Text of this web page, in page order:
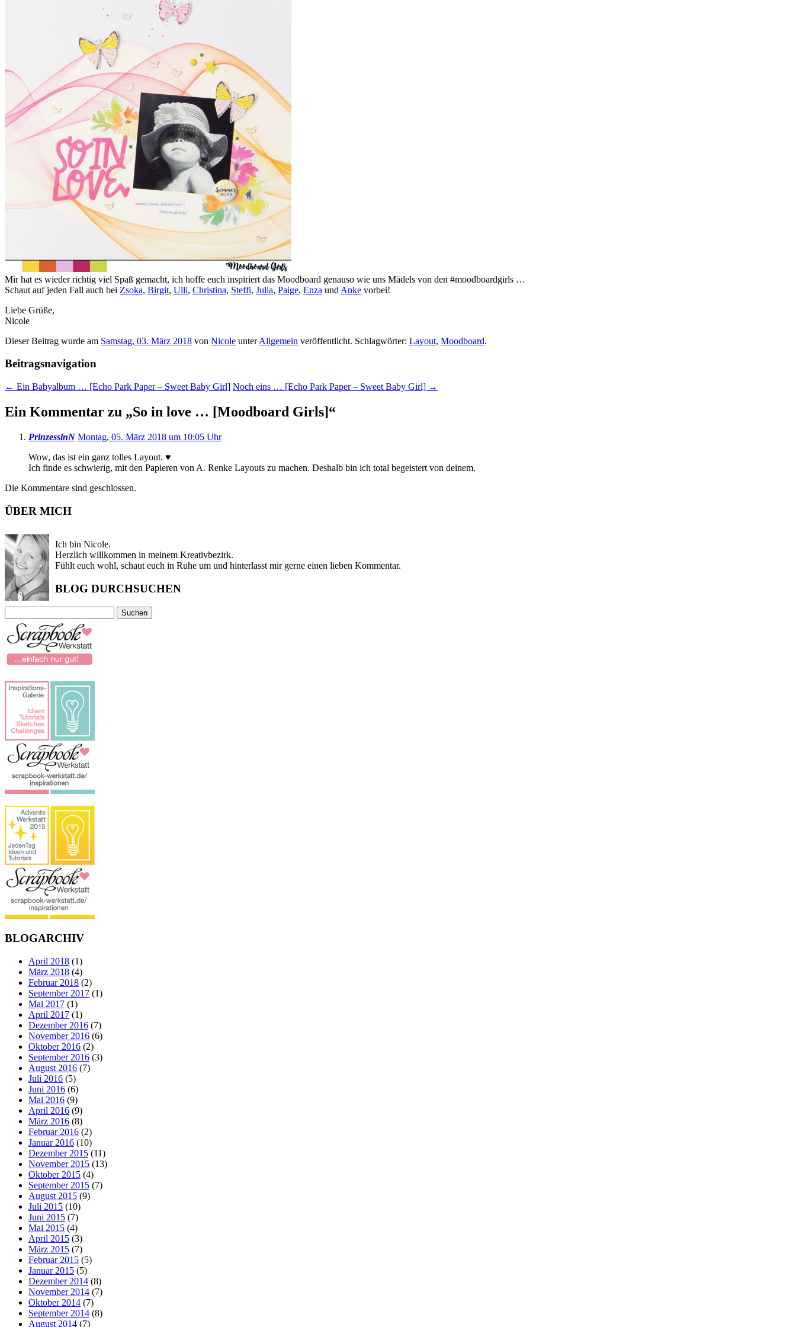
Mir hat es wieder richtig viel Spaß gemacht, ich hoffe euch inspiriert das Moodboard genauso wie uns Mädels von den #moodboardgirls …
Schaut auf jeden Fall auch bei Zsoka, Birgit, Ulli, Christina, Steffi, Julia, Paige, Enza und Anke vorbei!
Liebe Grüße,
Nicole
Dieser Beitrag wurde am Samstag, 03. März 2018 von Nicole unterAllgemein veröffentlicht. Schlagwörter: Layout, Moodboard.
Beitragsnavigation
← Ein Babyalbum … [Echo Park Paper – Sweet Baby Girl] Noch eins … [Echo Park Paper – Sweet Baby Girl] →
Ein Kommentar zu „So in love … [Moodboard Girls]“
PrinzessinN Montag, 05. März 2018 um 10:05 Uhr
Wow, das ist ein ganz tolles Layout. ♥
Ich finde es schwierig, mit den Papieren von A. Renke Layouts zu machen. Deshalb bin ich total begeistert von deinem.
Die Kommentare sind geschlossen.
ÜBER MICH
Ich bin Nicole.
Herzlich willkommen in meinem Kreativbezirk.
Fühlt euch wohl, schaut euch in Ruhe um und hinterlasst mir gerne einen lieben Kommentar.
BLOG DURCHSUCHEN
nach:
BLOGARCHIV
April 2018 (1)
März 2018 (4)
Februar 2018 (2)
September 2017 (1)
Mai 2017 (1)
April 2017 (1)
Dezember 2016 (7)
November 2016 (6)
Oktober 2016 (2)
September 2016 (3)
August 2016 (7)
Juli 2016 (5)
Juni 2016 (6)
Mai 2016 (9)
April 2016 (9)
März 2016 (8)
Februar 2016 (2)
Januar 2016 (10)
Dezember 2015 (11)
November 2015 (13)
Oktober 2015 (4)
September 2015 (7)
August 2015 (9)
Juli 2015 (10)
Juni 2015 (7)
Mai 2015 (4)
April 2015 (3)
März 2015 (7)
Februar 2015 (5)
Januar 2015 (5)
Dezember 2014 (8)
November 2014 (7)
Oktober 2014 (7)
September 2014 (8)
August 2014 (7)